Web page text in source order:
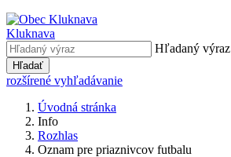
Kluknava
Hľadaný výraz
Hľadať
rozšírené vyhľadávanie
Úvodná stránka
Info
Rozhlas
Oznam pre priaznivcov futbalu